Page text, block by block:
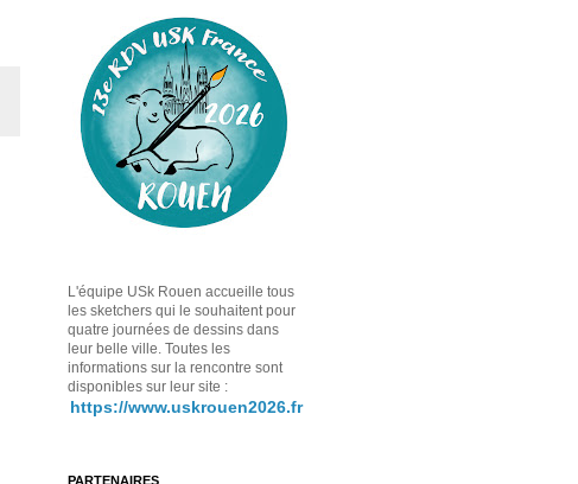
L'équipe USk Rouen accueille tous
les sketchers qui le souhaitent pour
quatre journées de dessins dans
leur belle ville. Toutes les
informations sur la rencontre sont
disponibles sur leur site :
https://www.uskrouen2026.fr
PARTENAIRES